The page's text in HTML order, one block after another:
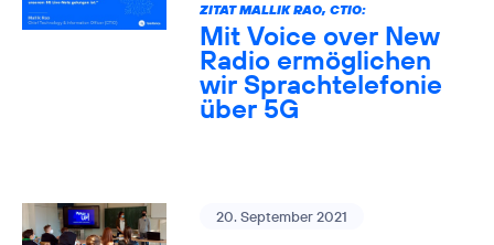
ZITAT MALLIK RAO, CTIO:
Mit Voice over New
Radio ermöglichen
wir Sprachtelefonie
über 5G
20. September 2021